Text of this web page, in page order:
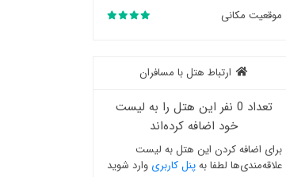
موقعیت مکانی
ارتباط هتل با مسافران
تعداد 0 نفر این هتل را به لیست
خود اضافه کرده‌اند
برای اضافه کردن این هتل به لیست
علاقه‌مندی‌ها لطفا بهپنل کاربری وارد شوید